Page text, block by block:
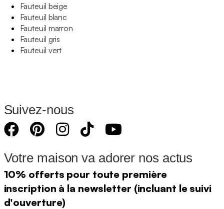
Fauteuil beige
Fauteuil blanc
Fauteuil marron
Fauteuil gris
Fauteuil vert
Suivez-nous
Votre maison va adorer nos actus
10% offerts pour toute première
inscription à la newsletter (incluant le suivi
d'ouverture)